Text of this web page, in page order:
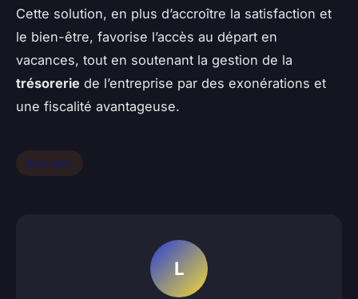
Cette solution, en plus d’accroître la satisfaction et
le bien-être, favorise l’accès au départ en
vacances, tout en soutenant la gestion de la
trésorerie de l’entreprise par des exonérations et
une fiscalité avantageuse.
Bon plan
L